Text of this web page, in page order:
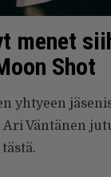
menet
Shot
yhtyeen
Väntänen